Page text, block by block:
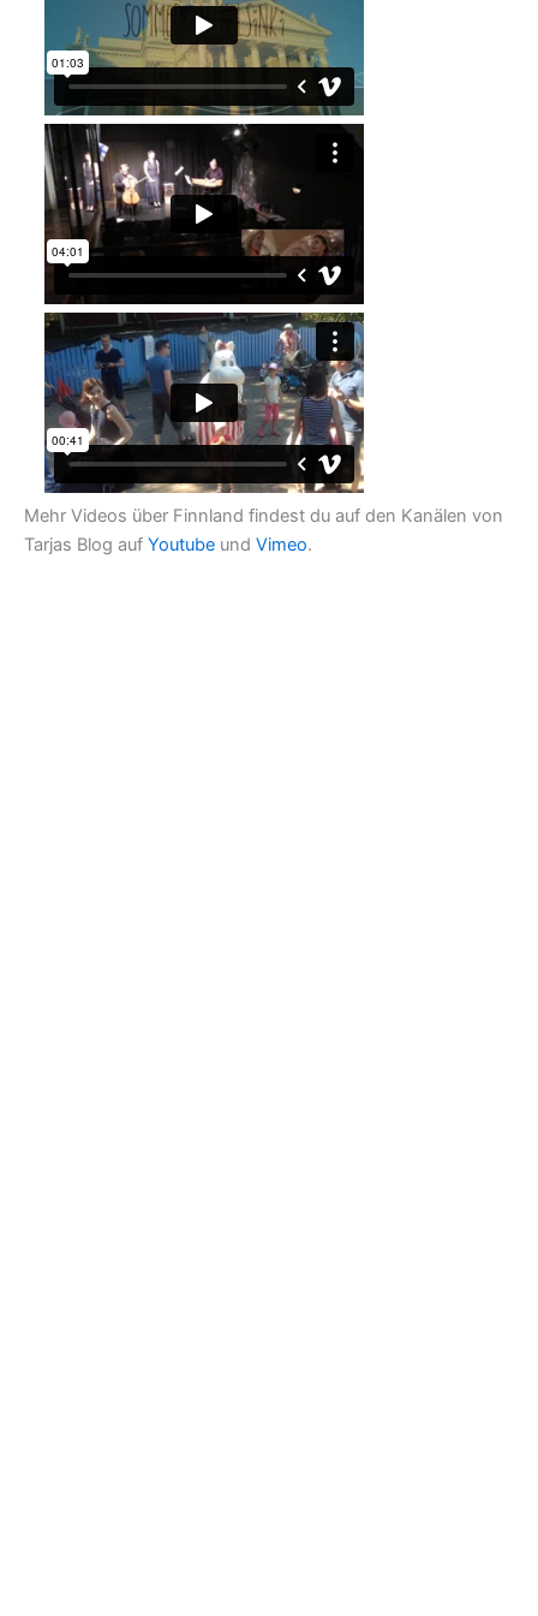
Mehr Videos über Finnland findest du auf den Kanälen von
Tarjas Blog auf Youtube und Vimeo.